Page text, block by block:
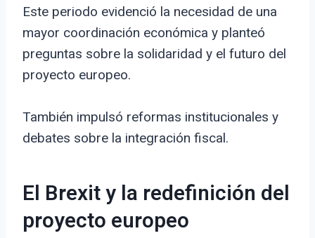
Este periodo evidenció la necesidad de una
mayor coordinación económica y planteó
preguntas sobre la solidaridad y el futuro del
proyecto europeo.
También impulsó reformas institucionales y
debates sobre la integración fiscal.
El Brexit y la redefinición del
proyecto europeo